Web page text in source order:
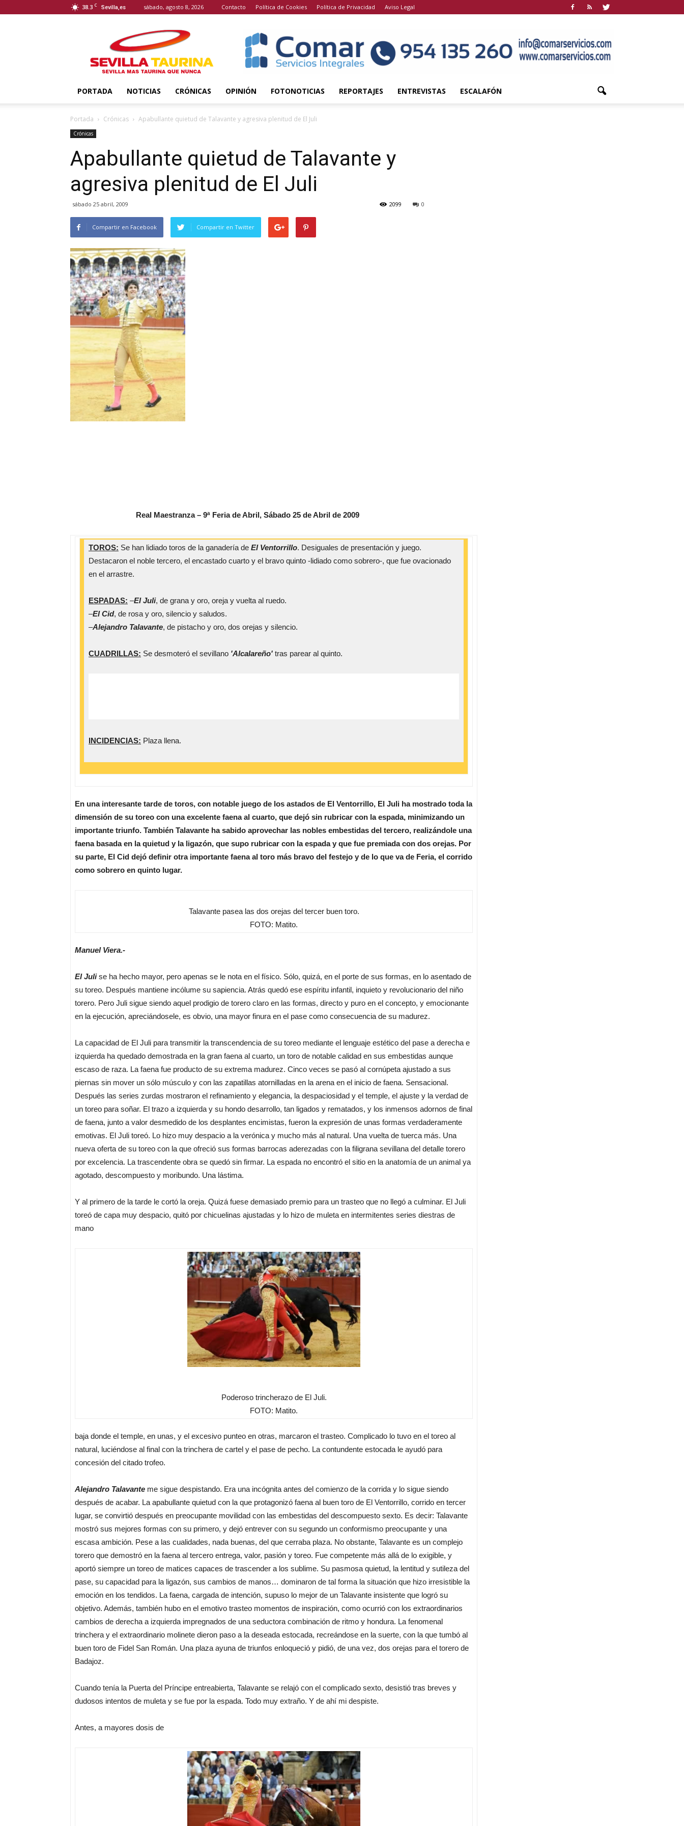
38.3 C Sevilla,es sábado, agosto 8, 2026 Contacto Política de Cookies Política de Privacidad Aviso Legal
Taurina
PORTADA NOTICIAS CRÓNICAS OPINIÓN FOTONOTICIAS REPORTAJES ENTREVISTAS ESCALAFÓN
Portada Crónicas Apabullante quietud de Talavante y agresiva plenitud de El Juli
Crónicas
Apabullante quietud de Talavante y
agresiva plenitud de El Juli
sábado 25 abril, 2009 0
2099
Compartir en Facebook Compartir en Twitter
Real Maestranza – 9ª Feria de Abril, Sábado 25 de Abril de 2009
TOROS: Se han lidiado toros de la ganadería de El Ventorrillo. Desiguales de presentación y juego.
Destacaron el noble tercero, el encastado cuarto y el bravo quinto -lidiado como sobrero-, que fue ovacionado
en el arrastre.
ESPADAS: –El Juli, de grana y oro, oreja y vuelta al ruedo.
–El Cid, de rosa y oro, silencio y saludos.
–Alejandro Talavante, de pistacho y oro, dos orejas y silencio.
CUADRILLAS: Se desmoteró el sevillano 'Alcalareño' tras parear al quinto.
INCIDENCIAS: Plaza llena.
En una interesante tarde de toros, con notable juego de los astados de El Ventorrillo, El Juli ha mostrado toda la
dimensión de su toreo con una excelente faena al cuarto, que dejó sin rubricar con la espada, minimizando un
importante triunfo. También Talavante ha sabido aprovechar las nobles embestidas del tercero, realizándole una
faena basada en la quietud y la ligazón, que supo rubricar con la espada y que fue premiada con dos orejas. Por
su parte, El Cid dejó definir otra importante faena al toro más bravo del festejo y de lo que va de Feria, el corrido
como sobrero en quinto lugar.
Talavante pasea las dos orejas del tercer buen toro.
FOTO: Matito.
Manuel Viera.-
El Julise ha hecho mayor, pero apenas se le nota en el físico. Sólo, quizá, en el porte de sus formas, en lo asentado de
su toreo. Después mantiene incólume su sapiencia. Atrás quedó ese espíritu infantil, inquieto y revolucionario del niño
torero. Pero Juli sigue siendo aquel prodigio de torero claro en las formas, directo y puro en el concepto, y emocionante
en la ejecución, apreciándosele, es obvio, una mayor finura en el pase como consecuencia de su madurez.
La capacidad de El Juli para transmitir la transcendencia de su toreo mediante el lenguaje estético del pase a derecha e
izquierda ha quedado demostrada en la gran faena al cuarto, un toro de notable calidad en sus embestidas aunque
escaso de raza. La faena fue producto de su extrema madurez. Cinco veces se pasó al cornúpeta ajustado a sus
piernas sin mover un sólo músculo y con las zapatillas atornilladas en la arena en el inicio de faena. Sensacional.
Después las series zurdas mostraron el refinamiento y elegancia, la despaciosidad y el temple, el ajuste y la verdad de
un toreo para soñar. El trazo a izquierda y su hondo desarrollo, tan ligados y rematados, y los inmensos adornos de final
de faena, junto a valor desmedido de los desplantes encimistas, fueron la expresión de unas formas verdaderamente
emotivas. El Juli toreó. Lo hizo muy despacio a la verónica y mucho más al natural. Una vuelta de tuerca más. Una
nueva oferta de su toreo con la que ofreció sus formas barrocas aderezadas con la filigrana sevillana del detalle torero
por excelencia. La trascendente obra se quedó sin firmar. La espada no encontró el sitio en la anatomía de un animal ya
agotado, descompuesto y moribundo. Una lástima.
Y al primero de la tarde le cortó la oreja. Quizá fuese demasiado premio para un trasteo que no llegó a culminar. El Juli
toreó de capa muy despacio, quitó por chicuelinas ajustadas y lo hizo de muleta en intermitentes series diestras de
mano
Poderoso trincherazo de El Juli.
FOTO: Matito.
baja donde el temple, en unas, y el excesivo punteo en otras, marcaron el trasteo. Complicado lo tuvo en el toreo al
natural, luciéndose al final con la trinchera de cartel y el pase de pecho. La contundente estocada le ayudó para
concesión del citado trofeo.
Alejandro Talavante me sigue despistando. Era una incógnita antes del comienzo de la corrida y lo sigue siendo
después de acabar. La apabullante quietud con la que protagonizó faena al buen toro de El Ventorrillo, corrido en tercer
lugar, se convirtió después en preocupante movilidad con las embestidas del descompuesto sexto. Es decir: Talavante
mostró sus mejores formas con su primero, y dejó entrever con su segundo un conformismo preocupante y una
escasa ambición. Pese a las cualidades, nada buenas, del que cerraba plaza. No obstante, Talavante es un complejo
torero que demostró en la faena al tercero entrega, valor, pasión y toreo. Fue competente más allá de lo exigible, y
aportó siempre un toreo de matices capaces de trascender a los sublime. Su pasmosa quietud, la lentitud y sutileza del
pase, su capacidad para la ligazón, sus cambios de manos… dominaron de tal forma la situación que hizo irresistible la
emoción en los tendidos. La faena, cargada de intención, supuso lo mejor de un Talavante insistente que logró su
objetivo. Además, también hubo en el emotivo trasteo momentos de inspiración, como ocurrió con los extraordinarios
cambios de derecha a izquierda impregnados de una seductora combinación de ritmo y hondura. La fenomenal
trinchera y el extraordinario molinete dieron paso a la deseada estocada, recreándose en la suerte, con la que tumbó al
buen toro de Fidel San Román. Una plaza ayuna de triunfos enloqueció y pidió, de una vez, dos orejas para el torero de
Badajoz.
Cuando tenía la Puerta del Príncipe entreabierta, Talavante se relajó con el complicado sexto, desistió tras breves y
dudosos intentos de muleta y se fue por la espada. Todo muy extraño. Y de ahí mi despiste.
Antes, a mayores dosis de